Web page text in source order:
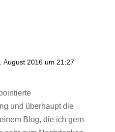
August 2016 um 21:27
und überhaupt die
Blog, die ich gern